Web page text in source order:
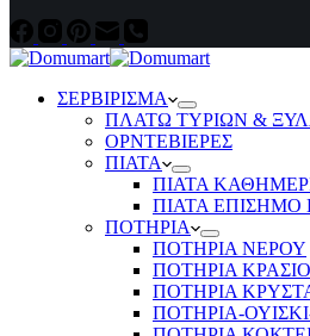
ΣΕΡΒΙΡΙΣΜΑ
ΠΛΑΤΩ ΤΥΡΙΩΝ &
ΟΡΝΤΕΒΙΕΡΕΣ
ΠΙΑΤΑ
ΠΙΑΤΑ
ΠΙΑΤΑ ΕΠΙΣΗΜΟ
ΠΟΤΗΡΙΑ
ΠΟΤΗΡΙΑ ΝΕΡΟΥ
ΠΟΤΗΡΙΑ
ΠΟΤΗΡΙΑ
ΠΟΤΗΡΙΑ-